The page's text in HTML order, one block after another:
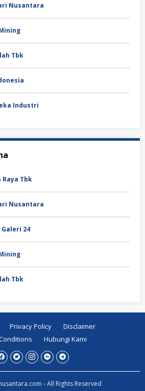
Nusantara
Tbk
Industri
Raya Tbk
Nusantara
Galeri 24
Tbk
Privacy Policy
Disclaimer
Hubungi Kami
- All Rights Reserved